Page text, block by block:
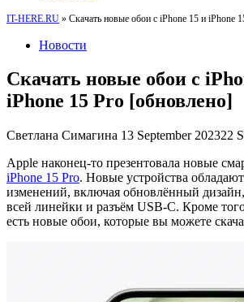
IT-HERE.RU » Скачать новые обои с iPhone 15 и iPhone
Новости
Скачать новые обои с
iPhone 15 Pro [обновлено]
Светлана Симагина 13 September 202322
Apple наконец-то презентовала новые
iPhone 15 Pro. Новые устройства
изменений, включая обновлённый
всей линейки и разъём USB-C. Кроме
есть новые обои, которые вы можете